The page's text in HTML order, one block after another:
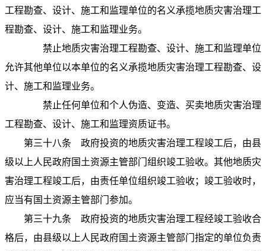
工程勘查、设计、施工和监理单位的名义承揽地质灾害治理工
程勘查、设计、施工和监理业务。
禁止地质灾害治理工程勘查、设计、施工和监理单位
允许其他单位以本单位的名义承揽地质灾害治理工程勘查、设
计、施工和监理业务。
禁止任何单位和个人伪造、变造、买卖地质灾害治理
工程勘查、设计、施工和监理资质证书。
第三十八条 政府投资的地质灾害治理工程竣工后，由县
级以上人民政府国土资源主管部门组织竣工验收。其他地质灾
害治理工程竣工后，由责任单位组织竣工验收；竣工验收时，
应当有国土资源主管部门参加。
第三十九条 政府投资的地质灾害治理工程经竣工验收合
格后，由县级以上人民政府国土资源主管部门指定的单位负责